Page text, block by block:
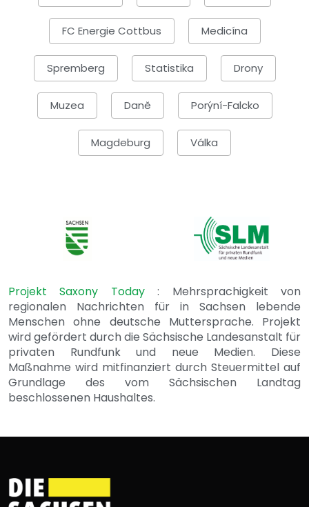
FC Energie Cottbus Medicína
Spremberg Statistika Drony
Muzea Daně Porýní-Falcko
Magdeburg Válka
Projekt Saxony Today: Mehrsprachigkeit von
regionalen Nachrichten für in Sachsen lebende
Menschen ohne deutsche Muttersprache. Projekt
wird gefördert durch die Sächsische Landesanstalt für
privaten Rundfunk und neue Medien. Diese
Maßnahme wird mitfinanziert durch Steuermittel auf
Grundlage des vom Sächsischen Landtag
beschlossenen Haushaltes.